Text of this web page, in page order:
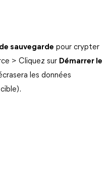
sauvegarde pour crypter
> Cliquez sur Démarrer le
les données